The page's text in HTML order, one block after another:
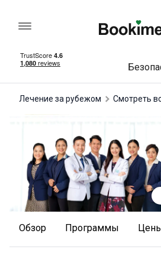
Лечение за рубежом Смотреть
Обзор Программы